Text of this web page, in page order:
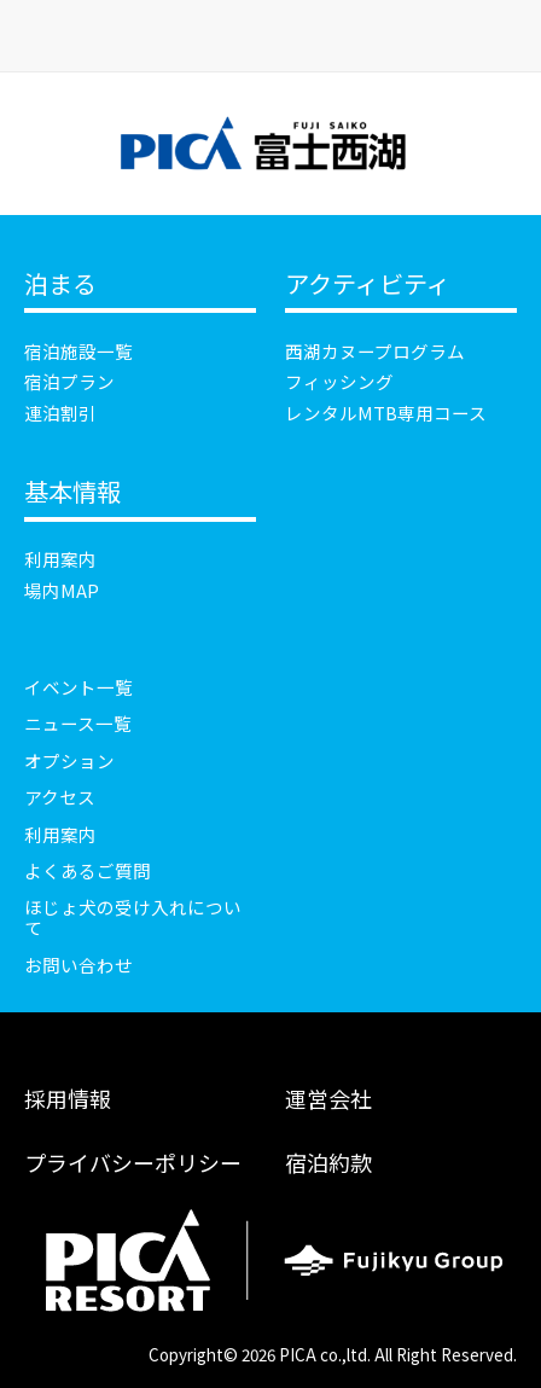
泊まる
宿泊施設一覧
宿泊プラン
連泊割引
アクティビティ
西湖カヌープログラム
フィッシング
レンタルMTB専用コース
基本情報
利用案内
場内MAP
イベント一覧
ニュース一覧
オプション
アクセス
利用案内
よくあるご質問
ほじょ犬の受け入れについ
て
お問い合わせ
採用情報 運営会社
プライバシーポリシー 宿泊約款
Copyright© 2026 PICA co.,ltd. All Right Reserved.